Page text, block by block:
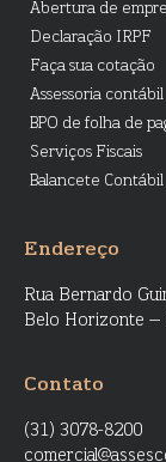
Abertura de
Declaração IRPF
Faça sua cotação
Assessoria contábil
BPO de folha de
Serviços Fiscais
Balancete Contábil
Endereço
Rua Bernardo
Belo Horizonte –
Contato
(31) 3078-8200